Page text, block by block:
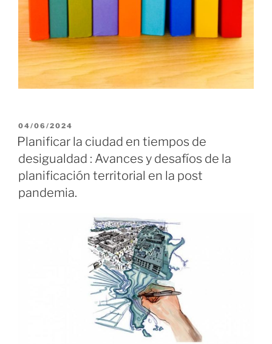
PUBLICADO
EL
04/06/2024
Planificar la ciudad en tiempos de
desigualdad : Avances y desafíos de la
planificación territorial en la post
pandemia.